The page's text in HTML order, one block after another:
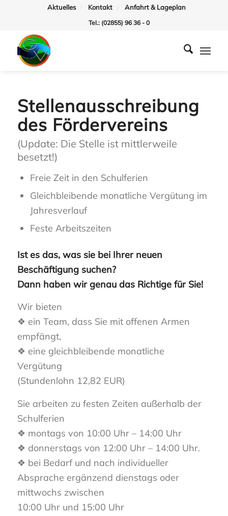
Aktuelles Kontakt Anfahrt & Lageplan
Tel.: (02855) 96 36 - 0
Stellenausschreibung
des Fördervereins
(Update: Die Stelle ist mittlerweile
besetzt!)
Freie Zeit in den Schulferien
Gleichbleibende monatliche Vergütung im
Jahresverlauf
Feste Arbeitszeiten
Ist es das, was sie bei Ihrer neuen
Beschäftigung suchen?
Dann haben wir genau das Richtige für Sie!
Wir bieten
❖ ein Team, dass Sie mit offenen Armen
empfängt,
❖ eine gleichbleibende monatliche
Vergütung
(Stundenlohn 12,82 EUR)
Sie arbeiten zu festen Zeiten außerhalb der
Schulferien
❖ montags von 10:00 Uhr – 14:00 Uhr
❖ donnerstags von 12:00 Uhr – 14:00 Uhr.
❖ bei Bedarf und nach individueller
Absprache ergänzend dienstags oder
mittwochs zwischen
10:00 Uhr und 15:00 Uhr